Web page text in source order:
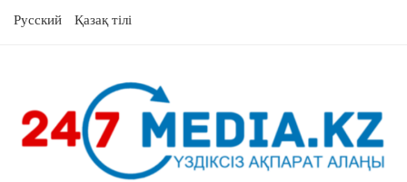
Русский Қазақ тілі